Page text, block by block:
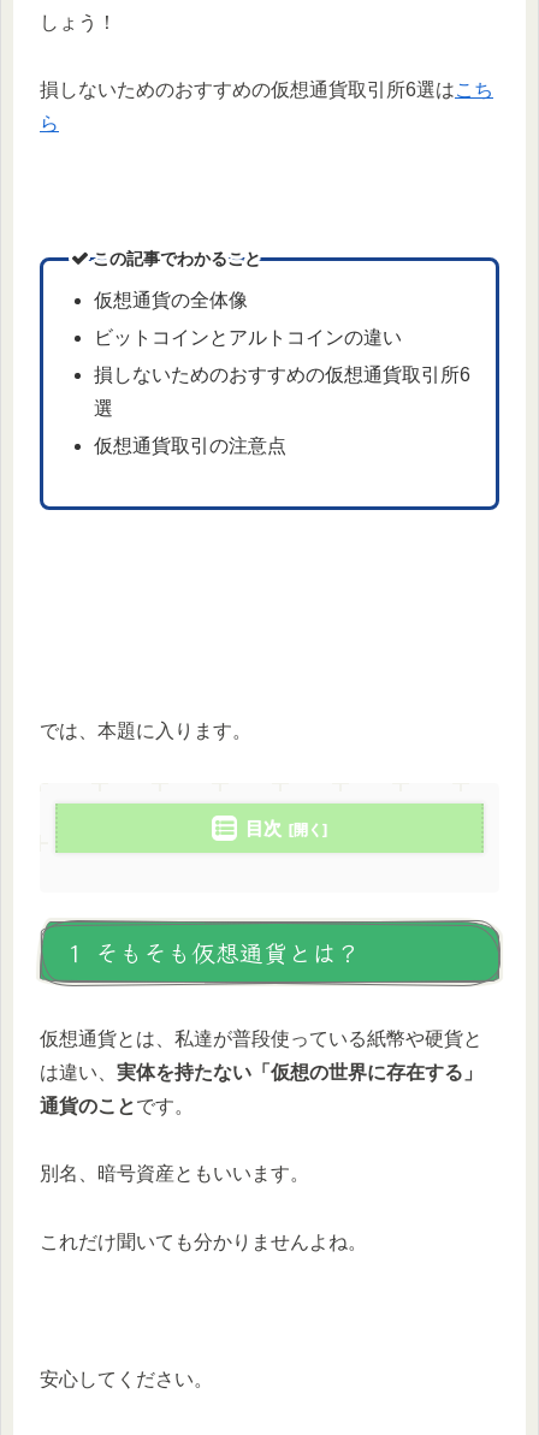
しょう！
損しないためのおすすめの仮想通貨取引所6選はこち
ら
この記事でわかること
仮想通貨の全体像
ビットコインとアルトコインの違い
損しないためのおすすめの仮想通貨取引所6
選
仮想通貨取引の注意点
では、本題に入ります。
目次
１ そもそも仮想通貨とは？
仮想通貨とは、私達が普段使っている紙幣や硬貨と
は違い、 実体を持たない「仮想の世界に存在する」
通貨のことです。
別名、暗号資産ともいいます。
これだけ聞いても分かりませんよね。
安心してください。